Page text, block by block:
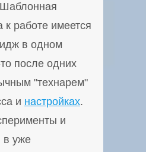
Шаблонная
к работе имеется
в одном
после одних
"технарем"
и настройках.
и
в уже